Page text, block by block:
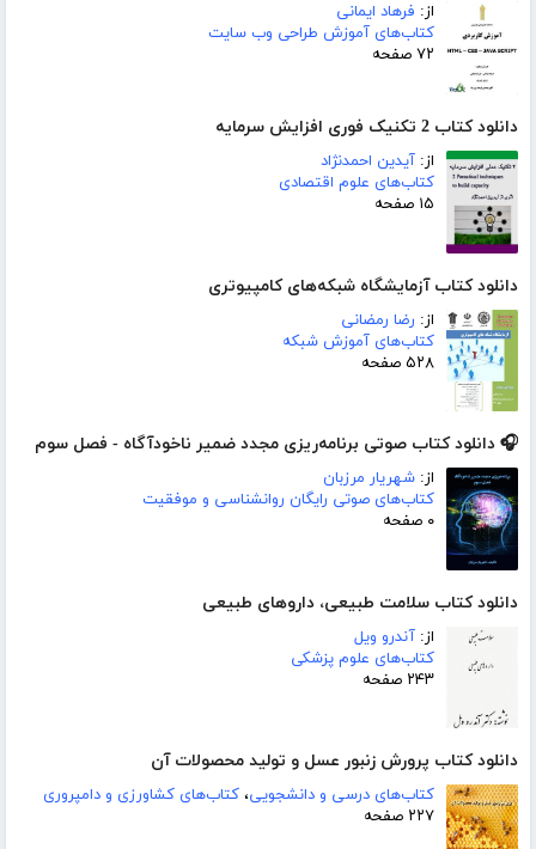
از: فرهاد ایمانی
کتاب‌های آموزش طراحی وب سایت
۷۲ صفحه
دانلود کتاب 2 تکنیک فوری افزایش سرمایه
از: آیدین احمدنژاد
کتاب‌های علوم اقتصادی
۱۵ صفحه
دانلود کتاب آزمایشگاه شبکه‌های کامپیوتری
از: رضا رمضانی
کتاب‌های آموزش شبکه
۵۲۸ صفحه
🎧 دانلود کتاب صوتی برنامه‌ریزی مجدد ضمیر ناخودآگاه - فصل سوم
از: شهریار مرزبان
کتاب‌های صوتی رایگان روانشناسی و موفقیت
۰ صفحه
دانلود کتاب سلامت طبیعی، داروهای طبیعی
از: آندرو ویل
کتاب‌های علوم پزشکی
۲۴۳ صفحه
دانلود کتاب پرورش زنبور عسل و تولید محصولات آن
کتاب‌های درسی و دانشجویی، کتاب‌های کشاورزی و دامپروری
۲۲۷ صفحه